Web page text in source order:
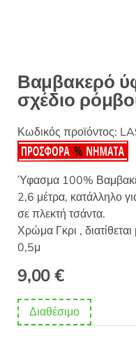
Βαμβακερό
σχέδιο
Κωδικός προϊόντος:
Ύφασμα 100%
2,6 μέτρα, κατάλληλο
σε πλεκτή τσάντα.
Χρώμα Γκρι ,
0,5μ
9,00€
Διαθέσιμο